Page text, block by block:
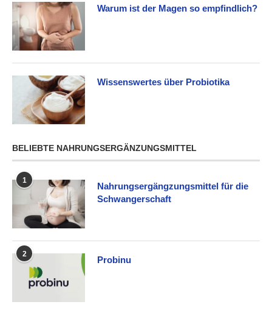
Warum ist der Magen so empfindlich?
Wissenswertes über Probiotika
BELIEBTE NAHRUNGSERGÄNZUNGSMITTEL
1
Nahrungsergängzungsmittel für die
Schwangerschaft
2
Probinu